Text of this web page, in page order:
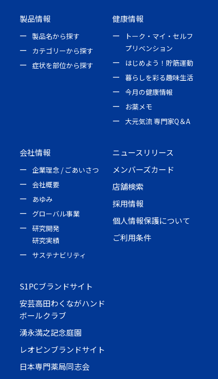
製品情報
製品名から探す
カテゴリーから探す
症状を部位から探す
健康情報
トーク・マイ・セルフ
プリベンション
はじめよう！貯筋運動
暮らしを彩る趣味生活
今月の健康情報
お薬メモ
大元気流 専門家Q＆A
会社情報
企業理念 / ごあいさつ
会社概要
あゆみ
グローバル事業
研究開発
研究実績
サステナビリティ
ニュースリリース
メンバーズカード
店舗検索
採用情報
個人情報保護について
ご利用条件
S1PCブランドサイト
安芸高田わくながハンド
ボールクラブ
湧永満之記念庭園
レオピンブランドサイト
日本専門薬局同志会